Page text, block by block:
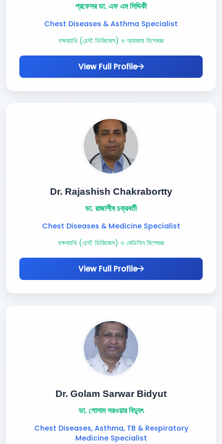
প্রফেসর ডা. এফ এম সিদ্দিকী
Chest Diseases & Asthma Specialist
বক্ষব্যাধি (চেস্ট ডিজিজেস) ও অ্যাজমা বিশেষজ্ঞ
View Full Profile
Dr. Rajashish Chakrabortty
ডা. রাজাশীষ চক্রবর্তী
Chest Diseases & Medicine Specialist
বক্ষব্যাধি (চেস্ট ডিজিজেস) ও মেডিসিন বিশেষজ্ঞ
View Full Profile
Dr. Golam Sarwar Bidyut
ডা. গোলাম সরওয়ার বিদ্যুৎ
Chest Diseases, Asthma, TB & Respiratory
Medicine Specialist